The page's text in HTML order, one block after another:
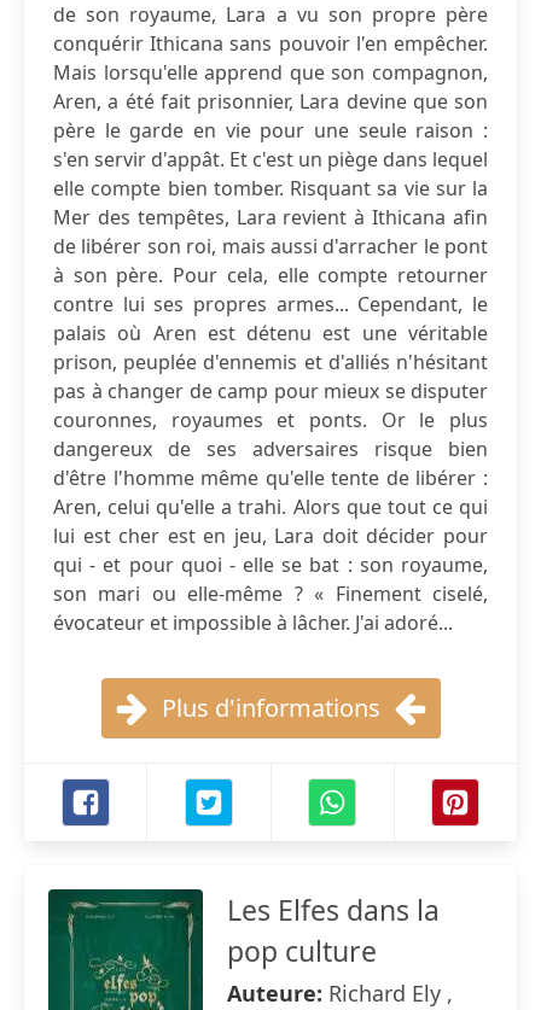
de son royaume, Lara a vu son propre père
conquérir Ithicana sans pouvoir l'en empêcher.
Mais lorsqu'elle apprend que son compagnon,
Aren, a été fait prisonnier, Lara devine que son
père le garde en vie pour une seule raison :
s'en servir d'appât. Et c'est un piège dans lequel
elle compte bien tomber. Risquant sa vie sur la
Mer des tempêtes, Lara revient à Ithicana afin
de libérer son roi, mais aussi d'arracher le pont
à son père. Pour cela, elle compte retourner
contre lui ses propres armes... Cependant, le
palais où Aren est détenu est une véritable
prison, peuplée d'ennemis et d'alliés n'hésitant
pas à changer de camp pour mieux se disputer
couronnes, royaumes et ponts. Or le plus
dangereux de ses adversaires risque bien
d'être l'homme même qu'elle tente de libérer :
Aren, celui qu'elle a trahi. Alors que tout ce qui
lui est cher est en jeu, Lara doit décider pour
qui - et pour quoi - elle se bat : son royaume,
son mari ou elle-même ? « Finement ciselé,
évocateur et impossible à lâcher. J'ai adoré...
Plus d'informations
Les Elfes dans la
pop culture
Auteure: Richard Ely ,